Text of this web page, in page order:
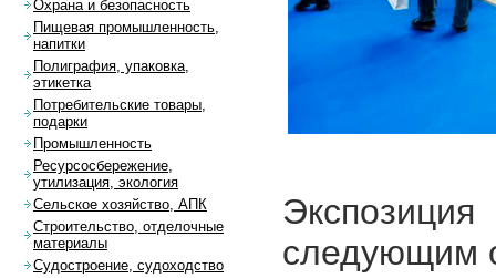
следующим
Охрана и безопасность
Пищевая промышленность,
напитки
Полиграфия, упаковка,
этикетка
Потребительские товары,
подарки
Промышленность
Ресурсосбережение,
утилизация, экология
Сельское хозяйство, АПК
Строительство, отделочные
материалы
Судостроение, судоходство